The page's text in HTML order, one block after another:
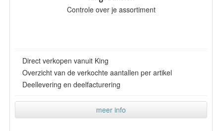
Controle over je assortiment
Direct verkopen vanuit King
Overzicht van de verkochte aantallen per artikel
Deellevering en deelfacturering
meer info